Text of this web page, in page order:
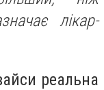
лікар-
реальна